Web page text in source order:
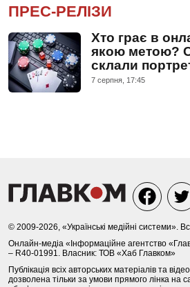
ПРЕС-РЕЛІЗИ
Хто грає в
якою метою?
склали
7 серпня, 17:45
© 2009-2026, «Українські медійні системи».
Онлайн-медіа «Інформаційне агентство
– R40-01991. Власник: ТОВ «Хаб Главком»
Публікація всіх авторських матеріалів та
дозволена тільки за умови прямого лінка на